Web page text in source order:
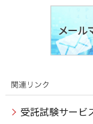
受託試験サービ